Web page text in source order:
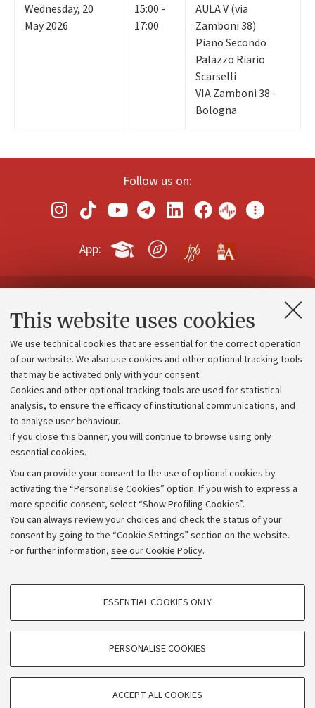
This website uses cookies
We use technical cookies that are essential for the correct operation
of our website. We also use cookies and other optional tracking tools
that may be activated only with your consent.
Cookies and other optional tracking tools are used for statistical
analysis, to ensure the efficacy of institutional communications, and
to analyse user behaviour.
If you close this banner, you will continue to browse using only
essential cookies.
You can provide your consent to the use of optional cookies by
activating the “Personalise Cookies” option. If you wish to express a
more specific consent, select “Show Profiling Cookies”.
You can always review your choices and check the status of your
consent by going to the “Cookie Settings” section on the website.
For further information, see our Cookie Policy.
PROFILING COOKIES - OPTIONAL
TECHNICAL COOKIES - ESSENTIAL
ESSENTIAL COOKIES ONLY
PERSONALISE COOKIES
ACCEPT ALL COOKIES
Wednesday, 20
May 2026
15:00 -
17:00
AULA V (via
Zamboni 38)
Piano Secondo
Palazzo Riario
Scarselli
VIA Zamboni 38 -
Bologna
Follow us on:
App:
Contacts and certified e-mail (PEC)
Administrative divisions
Work with us
Alumni community
Strategic plan
University budgets
Calls and competitions
Transparent administration
Appeals lodged
Merchandising - UniboStore
Website and accessibility information
Accessibility statement
Privacy policy and legal notes
Cookie Settings
©Copyright 2026 - ALMA MATER STUDIORUM - Università di
Bologna - Via Zamboni,33 - 40126Bologna - PI: